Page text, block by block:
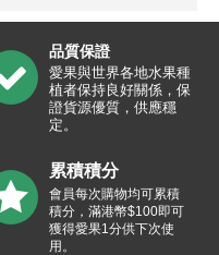
品質保證
愛果與世界各地水果種
植者保持良好關係，保
證貨源優質，供應穩
定。
累積積分
會員每次購物均可累積
積分，滿港幣$100即可
獲得愛果1分供下次使
用。